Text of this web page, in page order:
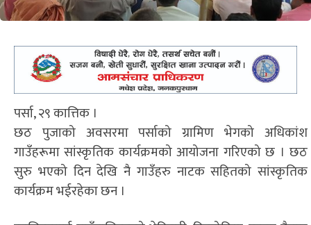
पर्सा, २९ कात्तिक ।
छठ पुजाको अवसरमा पर्साको ग्रामिण भेगको अधिकांश
गाउँहरूमा सांस्कृतिक कार्यक्रमको आयोजना गरिएको छ । छठ
सुरु भएको दिन देखि नै गाउँहरु नाटक सहितको सांस्कृतिक
कार्यक्रम भईरहेका छन ।